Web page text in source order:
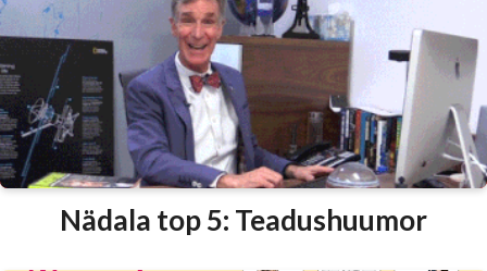
Nädala top 5: Teadushuumor